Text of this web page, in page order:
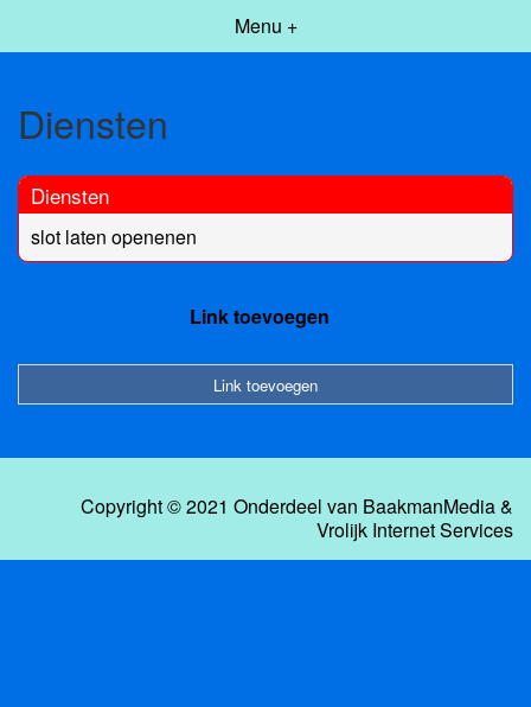
Menu +
Diensten
Diensten
slot laten openenen
Link toevoegen
Link toevoegen
Copyright © 2021 Onderdeel van BaakmanMedia&
Vrolijk Internet Services